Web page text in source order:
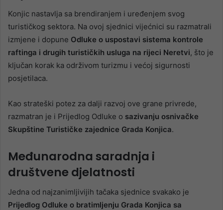
Konjic nastavlja sa brendiranjem i uređenjem svog
turističkog sektora. Na ovoj sjednici vijećnici su razmatrali
izmjene i dopune Odluke o uspostavi sistema kontrole
raftinga i drugih turističkih usluga na rijeci Neretvi, što je
ključan korak ka održivom turizmu i većoj sigurnosti
posjetilaca.
Kao strateški potez za dalji razvoj ove grane privrede,
razmatran je i Prijedlog Odluke o sazivanju osnivačke
Skupštine Turističke zajednice Grada Konjica.
Međunarodna saradnja i
društvene djelatnosti
Jedna od najzanimljivijih tačaka sjednice svakako je
Prijedlog Odluke o bratimljenju Grada Konjica sa